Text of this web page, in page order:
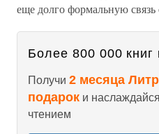
еще долго формальную
Более 800 000 книг
Получи 2 месяца
подарок и
чтением